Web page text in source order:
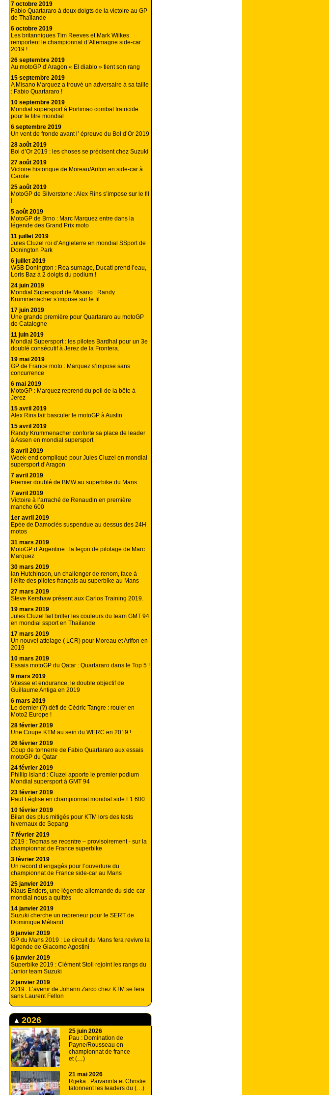
7 octobre 2019
Fabio Quartararo à deux doigts de la victoire au GP
de Thaïlande
6 octobre 2019
Les britanniques Tim Reeves et Mark Wilkes
remportent le championnat d’Allemagne side-car
2019 !
26 septembre 2019
Au motoGP d’Aragon « El diablo » tient son rang
15 septembre 2019
A Misano Marquez a trouvé un adversaire à sa taille
: Fabio Quartararo !
10 septembre 2019
Mondial supersport à Portimao combat fratricide
pour le titre mondial
6 septembre 2019
Un vent de fronde avant l’ épreuve du Bol d’Or 2019
28 août 2019
Bol d’Or 2019 : les choses se précisent chez Suzuki
27 août 2019
Victoire historique de Moreau/Arifon en side-car à
Carole
25 août 2019
MotoGP de Silverstone : Alex Rins s’impose sur le fil
!
5 août 2019
MotoGP de Brno : Marc Marquez entre dans la
légende des Grand Prix moto
11 juillet 2019
Jules Cluzel roi d’Angleterre en mondial SSport de
Donington Park
6 juillet 2019
WSB Donington : Rea surnage, Ducati prend l’eau,
Loris Baz à 2 doigts du podium !
24 juin 2019
Mondial Supersport de Misano : Randy
Krummenacher s’impose sur le fil
17 juin 2019
Une grande première pour Quartararo au motoGP
de Catalogne
11 juin 2019
Mondial Supersport : les pilotes Bardhal pour un 3e
doublé consécutif à Jerez de la Frontera.
19 mai 2019
GP de France moto : Marquez s’impose sans
concurrence
6 mai 2019
MotoGP : Marquez reprend du poil de la bête à
Jerez
15 avril 2019
Alex Rins fait basculer le motoGP à Austin
15 avril 2019
Randy Krummenacher conforte sa place de leader
à Assen en mondial supersport
8 avril 2019
Week-end compliqué pour Jules Cluzel en mondial
supersport d’Aragon
7 avril 2019
Premier doublé de BMW au superbike du Mans
7 avril 2019
Victoire à l’arraché de Renaudin en première
manche 600
1er avril 2019
Epée de Damoclès suspendue au dessus des 24H
motos
31 mars 2019
MotoGP d’Argentine : la leçon de pilotage de Marc
Marquez
30 mars 2019
Ian Hutchinson, un challenger de renom, face à
l’élite des pilotes français au superbike au Mans
27 mars 2019
Steve Kershaw présent aux Carlos Training 2019.
19 mars 2019
Jules Cluzel fait briller les couleurs du team GMT 94
en mondial ssport en Thaïlande
17 mars 2019
Un nouvel attelage ( LCR) pour Moreau et Arifon en
2019
10 mars 2019
Essais motoGP du Qatar : Quartararo dans le Top 5 !
9 mars 2019
Vitesse et endurance, le double objectif de
Guillaume Antiga en 2019
6 mars 2019
Le dernier (?) défi de Cédric Tangre : rouler en
Moto2 Europe !
28 février 2019
Une Coupe KTM au sein du WERC en 2019 !
26 février 2019
Coup de tonnerre de Fabio Quartararo aux essais
motoGP du Qatar
24 février 2019
Phillip Island : Cluzel apporte le premier podium
Mondial supersport à GMT 94
23 février 2019
Paul Léglise en championnat mondial side F1 600
10 février 2019
Bilan des plus mitigés pour KTM lors des tests
hivernaux de Sepang
7 février 2019
2019 : Tecmas se recentre – provisoirement - sur la
championnat de France superbike
3 février 2019
Un record d’engagés pour l’ouverture du
championnat de France side-car au Mans
25 janvier 2019
Klaus Enders, une légende allemande du side-car
mondial nous a quittés
14 janvier 2019
Suzuki cherche un repreneur pour le SERT de
Dominique Méliand
9 janvier 2019
GP du Mans 2019 : Le circuit du Mans fera revivre la
légende de Giacomo Agostini
6 janvier 2019
Superbike 2019 : Clément Stoll rejoint les rangs du
Junior team Suzuki
2 janvier 2019
2019 : L’avenir de Johann Zarco chez KTM se fera
sans Laurent Fellon
2026
25 juin 2026
Pau : Domination de
Payne/Rousseau en
championnat de france
et (…)
21 mai 2026
Rijeka : Päivärinta et Christie
talonnent les leaders du (…)